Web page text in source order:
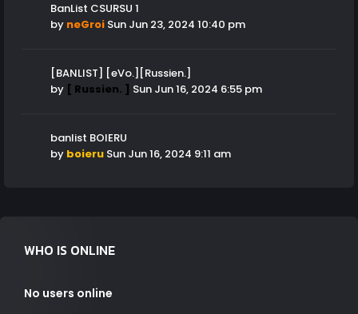
BanList CSURSU 1
by neGroi Sun Jun 23, 2024 10:40 pm
[BANLIST] [eVo.][Russien.]
by [ Russien. ] Sun Jun 16, 2024 6:55 pm
banlist BOIERU
by boieru Sun Jun 16, 2024 9:11 am
WHO IS ONLINE
No users online